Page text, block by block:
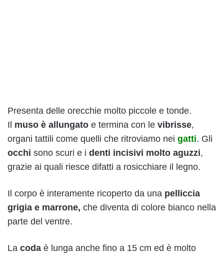
Presenta delle orecchie molto piccole e tonde.
Il muso è allungato e termina con le vibrisse,
organi tattili come quelli che ritroviamo nei gatti. Gli
occhi sono scuri e i denti incisivi molto aguzzi,
grazie ai quali riesce difatti a rosicchiare il legno.
Il corpo è interamente ricoperto da una pelliccia
grigia e marrone, che diventa di colore bianco nella
parte del ventre.
La coda è lunga anche fino a 15 cm ed è molto